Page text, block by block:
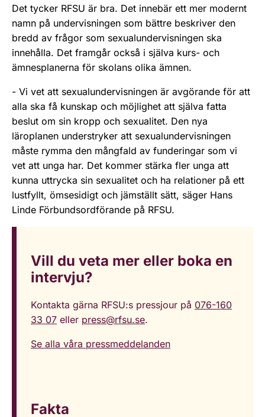
Det tycker RFSU är bra. Det innebär ett mer modernt
namn på undervisningen som bättre beskriver den
bredd av frågor som sexualundervisningen ska
innehålla. Det framgår också i själva kurs- och
ämnesplanerna för skolans olika ämnen.
- Vi vet att sexualundervisningen är avgörande för att
alla ska få kunskap och möjlighet att själva fatta
beslut om sin kropp och sexualitet. Den nya
läroplanen understryker att sexualundervisningen
måste rymma den mångfald av funderingar som vi
vet att unga har. Det kommer stärka fler unga att
kunna uttrycka sin sexualitet och ha relationer på ett
lustfyllt, ömsesidigt och jämställt sätt, säger Hans
Linde Förbundsordförande på RFSU.
Vill du veta mer eller boka en
intervju?
Kontakta gärna RFSU:s pressjour på 076-160
33 07 eller press@rfsu.se.
Se alla våra pressmeddelanden
Fakta